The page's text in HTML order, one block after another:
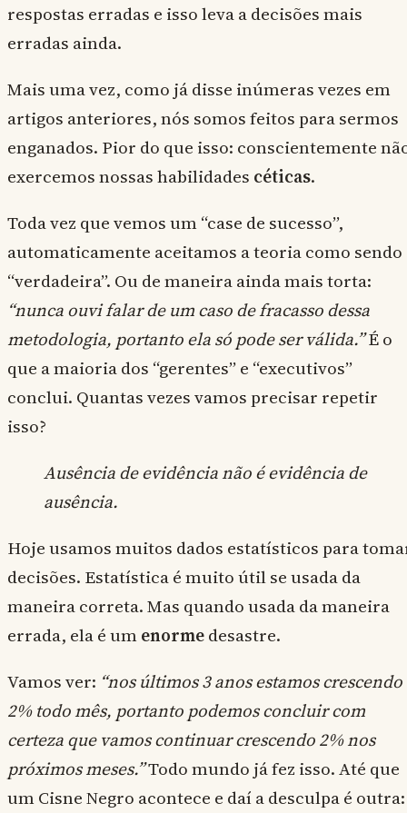
respostas erradas e isso leva a decisões mais
erradas ainda.
Mais uma vez, como já disse inúmeras vezes em
artigos anteriores, nós somos feitos para sermos
enganados. Pior do que isso: conscientemente
exercemos nossas habilidades céticas.
Toda vez que vemos um “case de sucesso”,
automaticamente aceitamos a teoria como sendo
“verdadeira”. Ou de maneira ainda mais torta:
“nunca ouvi falar de um caso de fracasso dessa
metodologia, portanto ela só pode ser válida.”É o
que a maioria dos “gerentes” e “executivos”
conclui. Quantas vezes vamos precisar repetir
isso?
Ausência de evidência não é evidência de
ausência.
Hoje usamos muitos dados estatísticos para
decisões. Estatística é muito útil se usada da
maneira correta. Mas quando usada da maneira
errada, ela é umenormedesastre.
Vamos ver: “nos últimos 3 anos estamos crescendo
2% todo mês, portanto podemos concluir com
certeza que vamos continuar crescendo 2% nos
próximos meses.”Todo mundo já fez isso. Até que
um Cisne Negro acontece e daí a desculpa é outra: